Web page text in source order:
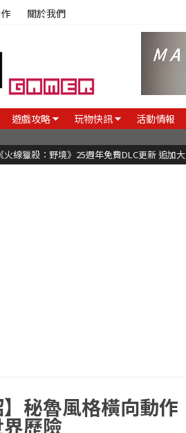
關於我們
遊戲攻略 玩物快訊 活動情報
火線獵殺：野境》25週年免費DLC更新 追加
】秘魯風格橫向動
歷險